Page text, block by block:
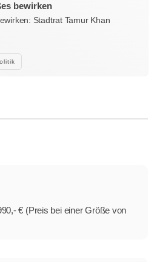
bewirken
Stadtrat Tamur Khan
€ (Preis bei einer Größe von